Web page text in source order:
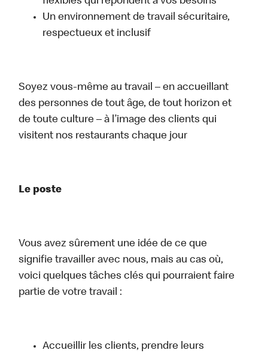
Un environnement de travail sécuritaire,
respectueux et inclusif
Soyez vous-même au travail – en accueillant
des personnes de tout âge, de tout horizon et
de toute culture – à l’image des clients qui
visitent nos restaurants chaque jour
Le poste
Vous avez sûrement une idée de ce que
signifie travailler avec nous, mais au cas où,
voici quelques tâches clés qui pourraient faire
partie de votre travail :
Accueillir les clients, prendre leurs